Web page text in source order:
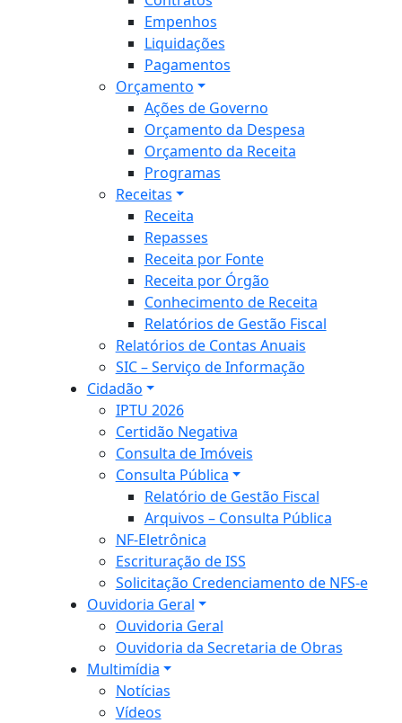
Empenhos
Liquidações
Pagamentos
Orçamento
Ações de Governo
Orçamento da Despesa
Orçamento da Receita
Programas
Receitas
Receita
Repasses
Receita por Fonte
Receita por Órgão
Conhecimento de Receita
Relatórios de Gestão Fiscal
Relatórios de Contas Anuais
SIC – Serviço de Informação
Cidadão
IPTU 2026
Certidão Negativa
Consulta de Imóveis
Consulta Pública
Relatório de Gestão Fiscal
Arquivos – Consulta Pública
NF-Eletrônica
Escrituração de ISS
Solicitação Credenciamento de NFS-e
Ouvidoria Geral
Ouvidoria Geral
Ouvidoria da Secretaria de Obras
Multimídia
Notícias
Vídeos